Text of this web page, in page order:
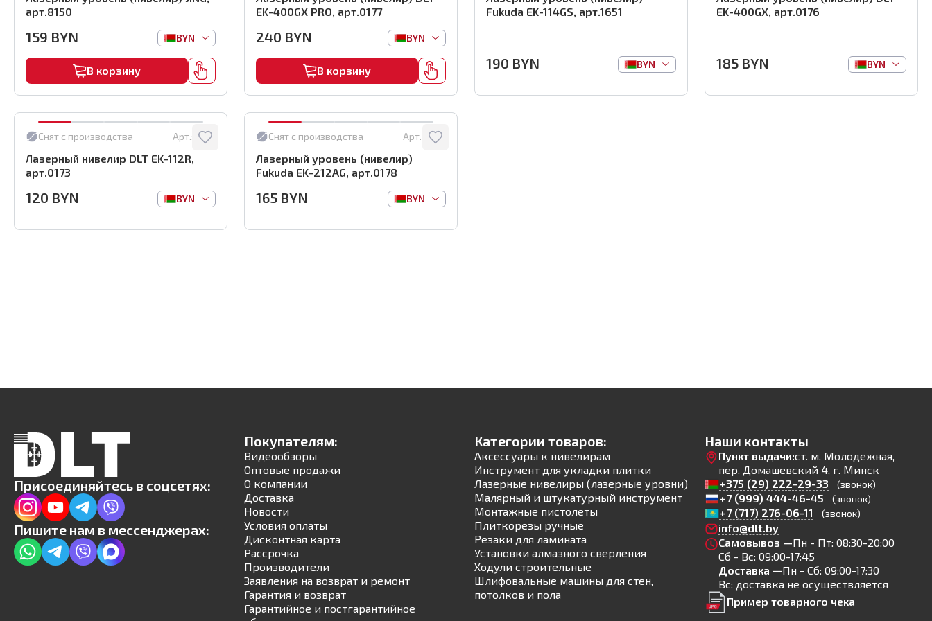
арт.8150
159 BYN BYN
В корзину
EK-400GX PRO, арт.0177
240 BYN BYN
В корзину
Fukuda EK-114GS, арт.1651
190 BYN BYN
EK-400GX, арт.0176
185 BYN BYN
Снят с производства Арт.: 0173
Лазерный нивелир DLT EK-112R,
арт.0173
120 BYN BYN
Снят с производства Арт.: 0178
Лазерный уровень (нивелир)
Fukuda EK-212AG, арт.0178
165 BYN BYN
Присоединяйтесь в соцсетях:
Пишите нам в мессенджерах:
Покупателям:
Видеообзоры
Оптовые продажи
О компании
Доставка
Новости
Условия оплаты
Дисконтная карта
Рассрочка
Производители
Заявления на возврат и ремонт
Гарантия и возврат
Гарантийное и постгарантийное
Категории товаров:
Аксессуары к нивелирам
Инструмент для укладки плитки
Лазерные нивелиры (лазерные уровни)
Малярный и штукатурный инструмент
Монтажные пистолеты
Плиткорезы ручные
Резаки для ламината
Установки алмазного сверления
Ходули строительные
Шлифовальные машины для стен,
потолков и пола
Наши контакты
Пункт выдачи:ст. м. Молодежная,
пер. Домашевский 4, г. Минск
+375 (29) 222-29-33
(звонок)
+7 (999) 444-46-45 (звонок)
+7 (717) 276-06-11 (звонок)
info@dlt.by
Самовывоз —Пн - Пт: 08:30-20:00
Сб - Вс: 09:00-17:45
Доставка —Пн - Сб: 09:00-17:30
Вс: доставка не осуществляется
Пример товарного чека